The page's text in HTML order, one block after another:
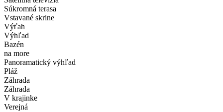
Súkromná terasa
Vstavané skrine
Výťah
Výhľad
Bazén
na more
Panoramatický výhľad
Pláž
Záhrada
Záhrada
V krajinke
Verejná